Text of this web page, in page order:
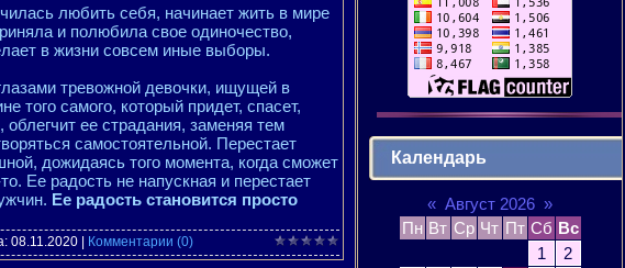
любить себя, начинает жить в мире
и полюбила свое одиночество,
в жизни совсем иные выборы.
тревожной девочки, ищущей в
того самого, который придет, спасет,
ее страдания, заменяя тем
самостоятельной. Перестает
дожидаясь того момента, когда сможет
Ее радость не напускная и перестает
Ее радость становится просто
08.11.2020 Комментарии (0)
Календарь
« Август 2026 »
Пн Вт Ср Чт Пт Сб Вс
1
2